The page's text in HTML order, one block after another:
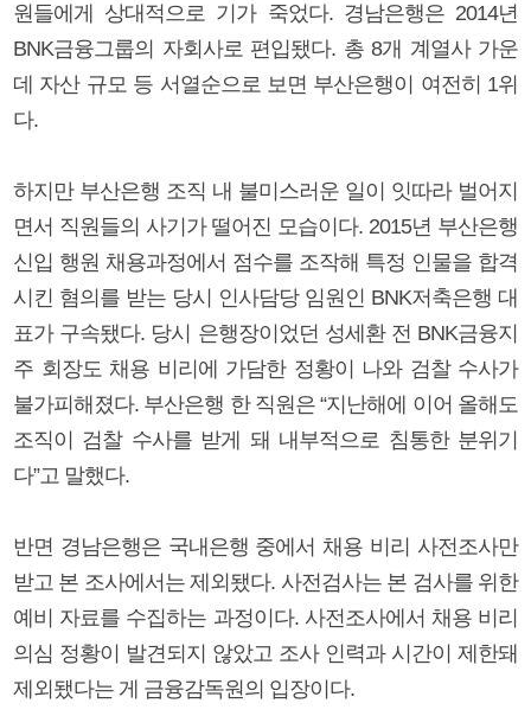
원들에게 상대적으로 기가 죽었다. 경남은행은 2014년
BNK금융그룹의 자회사로 편입됐다. 총 8개 계열사 가운
데 자산 규모 등 서열순으로 보면 부산은행이 여전히 1위
다.
하지만 부산은행 조직 내 불미스러운 일이 잇따라 벌어지
면서 직원들의 사기가 떨어진 모습이다. 2015년 부산은행
신입 행원 채용과정에서 점수를 조작해 특정 인물을 합격
시킨 혐의를 받는 당시 인사담당 임원인 BNK저축은행 대
표가 구속됐다. 당시 은행장이었던 성세환 전 BNK금융지
주 회장도 채용 비리에 가담한 정황이 나와 검찰 수사가
불가피해졌다. 부산은행 한 직원은 “지난해에 이어 올해도
조직이 검찰 수사를 받게 돼 내부적으로 침통한 분위기
다”고 말했다.
반면 경남은행은 국내은행 중에서 채용 비리 사전조사만
받고 본 조사에서는 제외됐다. 사전검사는 본 검사를 위한
예비 자료를 수집하는 과정이다. 사전조사에서 채용 비리
의심 정황이 발견되지 않았고 조사 인력과 시간이 제한돼
제외됐다는 게 금융감독원의 입장이다.